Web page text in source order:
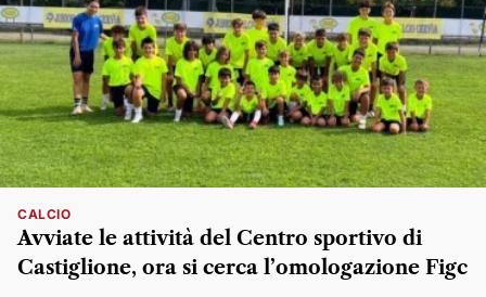
CALCIO
Avviate le attività del Centro sportivo di
Castiglione, ora si cerca l’omologazione Figc